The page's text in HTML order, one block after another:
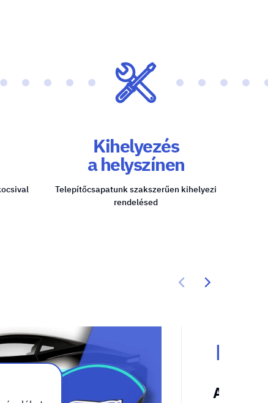
Kihelyezés
a helyszínen
Telepítőcsapatunk szakszerűen kihelyezi
rendelésed
Roll
A